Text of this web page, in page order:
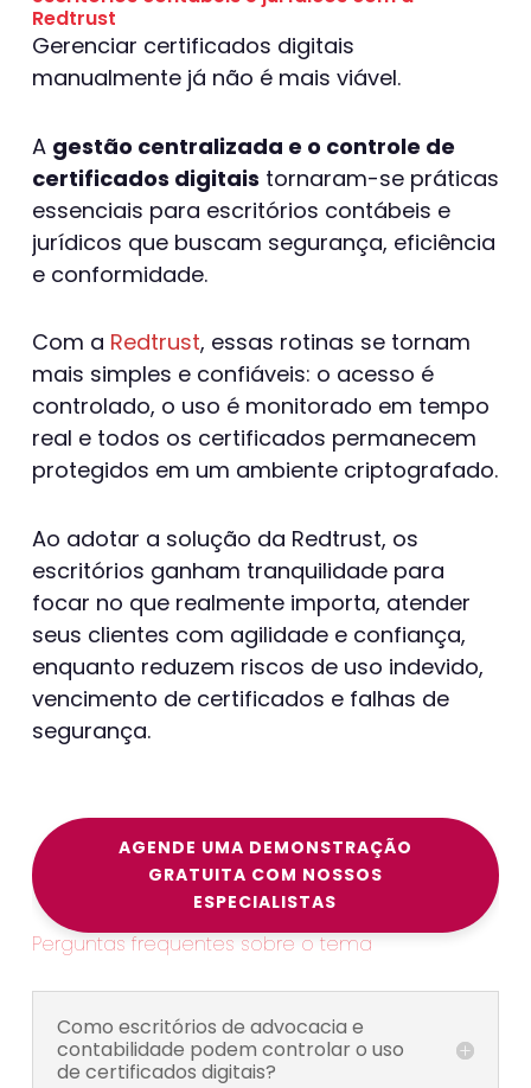
Redtrust
Gerenciar certificados digitais
manualmente já não é mais viável.
A gestão centralizada e o controle de
certificados digitais tornaram-se práticas
essenciais para escritórios contábeis e
jurídicos que buscam segurança, eficiência
e conformidade.
Com a Redtrust, essas rotinas se tornam
mais simples e confiáveis: o acesso é
controlado, o uso é monitorado em tempo
real e todos os certificados permanecem
protegidos em um ambiente criptografado.
Ao adotar a solução da Redtrust, os
escritórios ganham tranquilidade para
focar no que realmente importa, atender
seus clientes com agilidade e confiança,
enquanto reduzem riscos de uso indevido,
vencimento de certificados e falhas de
segurança.
AGENDE UMA DEMONSTRAÇÃO
GRATUITA COM NOSSOS
ESPECIALISTAS
Perguntas frequentes sobre o tema
Como escritórios de advocacia e
contabilidade podem controlar o uso
de certificados digitais?